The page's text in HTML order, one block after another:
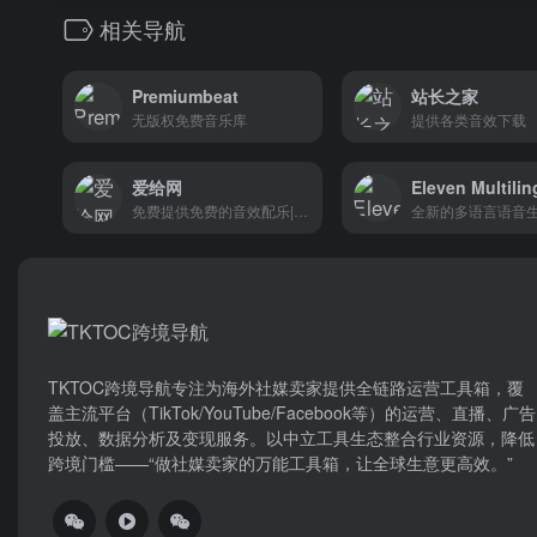
相关导航
Premiumbeat
无版权免费音乐库
站长之家
提供各类音效下载
爱给网
全新的多语言语音
TKTOC跨境导航​专注为海外社媒卖家提供全链路运营工具箱，覆
盖主流平台（TikTok/YouTube/Facebook等）​的运营、直播、广告
投放、数据分析及变现服务。以中立工具生态整合行业资源，降低
跨境门槛——“做社媒卖家的万能工具箱，让全球生意更高效。”